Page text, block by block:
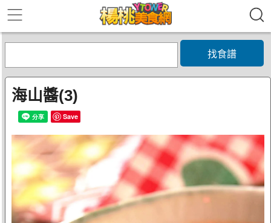
找食譜
海山醬(3)
Save